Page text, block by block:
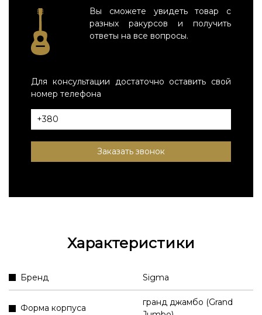
Вы сможете увидеть товар с
разных ракурсов и получить
ответы на все вопросы.
Для консультации достаточно оставить свой
номер телефона
Заказать звонок
Характеристики
Бренд Sigma
Форма корпуса
гранд джамбо (Grand